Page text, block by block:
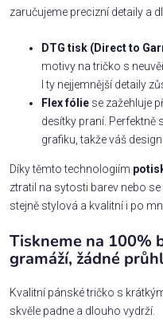
zaručujeme precizní detaily a
DTG tisk (Direct to
motivy na tričko s
I ty nejjemnější detaily
Flex fólie se zažehluje
desítky praní. Perfektně
grafiku, takže váš
Díky těmto technologiím
ztratil na sytosti barev nebo
stejně stylová a kvalitní i po
Tiskneme na 100%
gramáží, žádné
Kvalitní pánské tričko s
skvěle padne a dlouho vydrží.